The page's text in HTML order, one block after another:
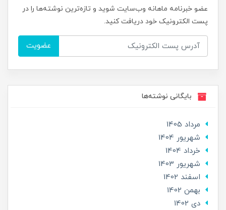
عضو خبرنامه ماهانه وب‌سایت شوید و تازه‌ترین نوشته‌ها را در
پست الکترونیک خود دریافت کنید.
عضویت
بایگانی نوشته‌ها
مرداد 1405
شهریور 1404
خرداد 1404
شهریور 1403
اسفند 1402
بهمن 1402
دی 1402